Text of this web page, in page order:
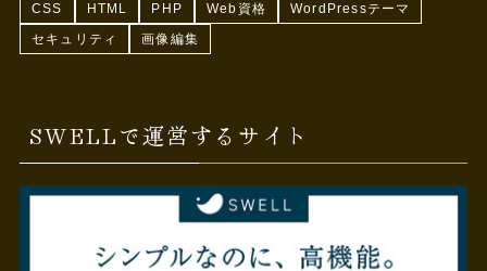
CSS HTML PHP Web資格
WordPressテーマ
セキュリティ
画像編集
SWELLで運営するサイト